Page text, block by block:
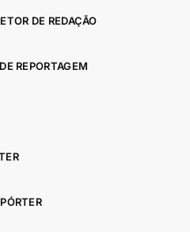
DE REDAÇÃO
REPORTAGEM